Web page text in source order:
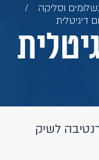
וסליקה
דיגיטלית
לשיק